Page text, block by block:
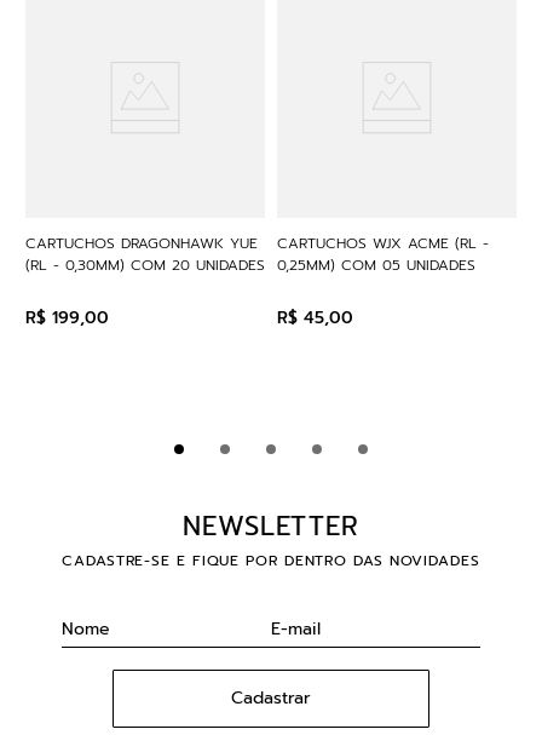
CARTUCHOS DRAGONHAWK YUE
(RL - 0,30MM) COM 20 UNIDADES
R$ 199,00
CARTUCHOS WJX ACME (RL -
0,25MM) COM 05 UNIDADES
R$ 45,00
NEWSLETTER
CADASTRE-SE E FIQUE POR DENTRO DAS NOVIDADES
Cadastrar